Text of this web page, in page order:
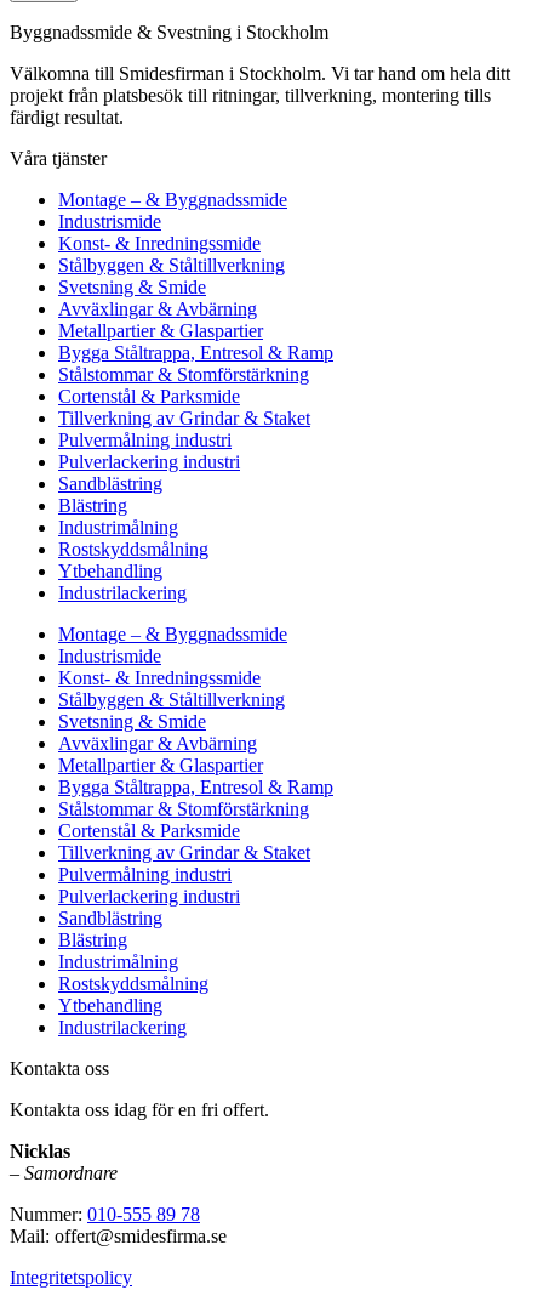
Byggnadssmide & Svestning i Stockholm
Välkomna till Smidesfirman i Stockholm. Vi tar hand om hela ditt
projekt från platsbesök till ritningar, tillverkning, montering tills
färdigt resultat.
Våra tjänster
Montage – & Byggnadssmide
Industrismide
Konst- & Inredningssmide
Stålbyggen & Ståltillverkning
Svetsning & Smide
Avväxlingar & Avbärning
Metallpartier & Glaspartier
Bygga Ståltrappa, Entresol & Ramp
Stålstommar & Stomförstärkning
Cortenstål & Parksmide
Tillverkning av Grindar & Staket
Pulvermålning industri
Pulverlackering industri
Sandblästring
Blästring
Industrimålning
Rostskyddsmålning
Ytbehandling
Industrilackering
Montage – & Byggnadssmide
Industrismide
Konst- & Inredningssmide
Stålbyggen & Ståltillverkning
Svetsning & Smide
Avväxlingar & Avbärning
Metallpartier & Glaspartier
Bygga Ståltrappa, Entresol & Ramp
Stålstommar & Stomförstärkning
Cortenstål & Parksmide
Tillverkning av Grindar & Staket
Pulvermålning industri
Pulverlackering industri
Sandblästring
Blästring
Industrimålning
Rostskyddsmålning
Ytbehandling
Industrilackering
Kontakta oss
Kontakta oss idag för en fri offert.
Nicklas
– Samordnare
Nummer: 010-555 89 78
Mail: offert@smidesfirma.se
Integritetspolicy